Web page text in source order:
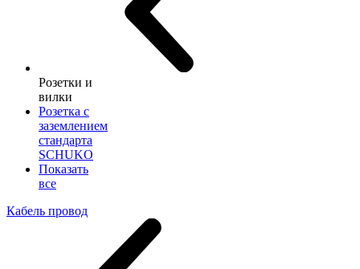
Розетки и
вилки
Розетка с
заземлением
стандарта
SCHUKO
Показать
все
Кабель провод